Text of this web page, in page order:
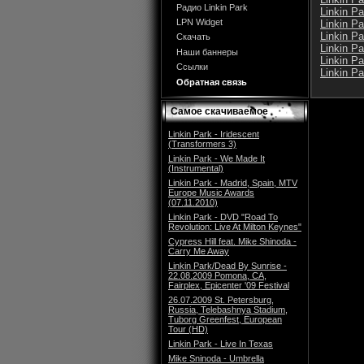
Радио Linkin Park
LPN Widget
Скачать
Наши баннеры
Ссылки
Обратная связь
Самое скачиваемое
Linkin Park - Iridescent
(Transformers 3)
Linkin Park - We Made It
(Instrumental)
Linkin Park - Madrid, Spain, MTV
Europe Music Awards
(07.11.2010)
Linkin Park - DVD "Road To
Revolution: Live At Milton Keynes"
Cypress Hill feat. Mike Shinoda -
Carry Me Away
Linkin Park/Dead By Sunrise -
22.08.2009 Pomona, CA,
Fairplex, Epicenter '09 Festival
26.07.2009 St. Petersburg,
Russia, Telebashnya Stadium,
Tuborg Greenfest, European
Tour (HD)
Linkin Park - Live In Texas
Mike Sninoda - Umbrella
Linkin
Linkin
Linkin
Linkin
Linkin
Linkin